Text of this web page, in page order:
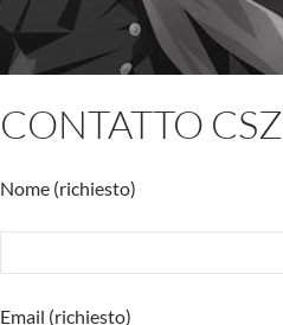
CONTATTO CSZ
Nome (richiesto)
Email (richiesto)